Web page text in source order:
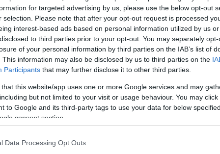
for targeted advertising by us, please use the below opt-out
selection. Please note that after your opt-out request is processed
interest-based ads based on personal information utilized by us
to third parties prior to your opt-out. You may separately
of your personal information by third parties on the IAB’s list of
This information may also be disclosed by us to third parties on the
Participants that may further disclose it to other third parties.
that this website/app uses one or more Google services and may
but not limited to your visit or usage behaviour. You may
to Google and its third-party tags to use your data for below
consent section.
Data Processing Opt Outs
πολλές χώρες (Αλγερία, Ισπανία, Γαλλία,
πρωτόγονα λίθινα εργαλεία και αφετέρου
εγκοπές από κοφτερά πέτρινα εργαλεία. Τα
ποταμών.
από μια μεγάλη ποικιλία ζώων της σαβάνας, όπως
κ.ά.